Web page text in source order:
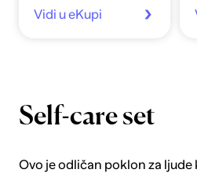
Vidi u eKupi
Self-care set
Ovo je odličan poklon za